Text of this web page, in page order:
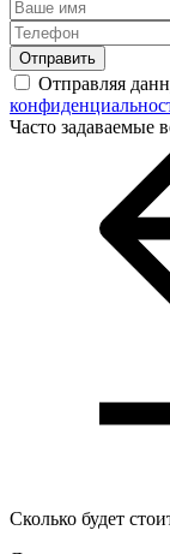
Отправить
Отправляя
Часто задаваемые
Сколько будет